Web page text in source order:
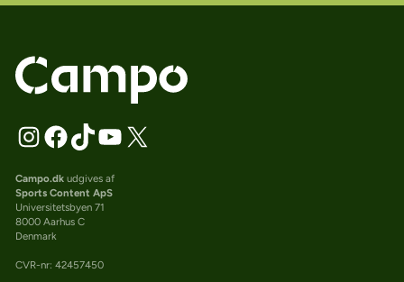
Campo.dkudgives af
Sports Content ApS
Universitetsbyen 71
8000 Aarhus C
Denmark
CVR-nr: 42457450